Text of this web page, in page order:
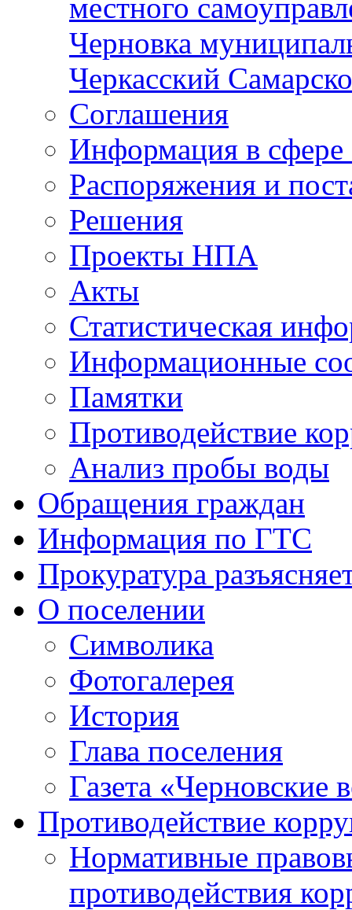
местного
Черновка
Черкасский
Соглашения
Информация в сфере
Распоряжения и
Решения
Проекты НПА
Акты
Статистическая
Информационные
Памятки
Противодействие
Анализ пробы воды
Обращения граждан
Информация по ГТС
Прокуратура
О поселении
Символика
Фотогалерея
История
Глава поселения
Газета «Черновские
Противодействие
Нормативные
противодействия